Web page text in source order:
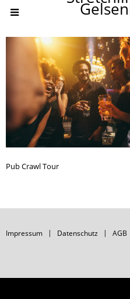
Pub Crawl Tour
Impressum Datenschutz AGB